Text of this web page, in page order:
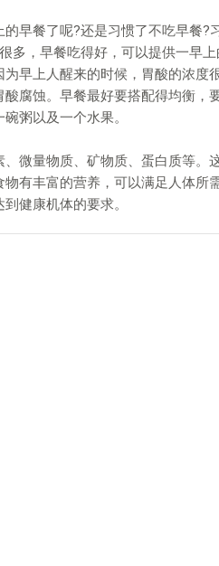
早餐了呢?还是习惯了不吃早餐?
多，早餐吃得好，可以提供一早
早上人醒来的时候，胃酸的浓度
腐蚀。早餐最好要搭配得均衡，
粥以及一个水果。
微量物质、矿物质、蛋白质等。
有丰富的营养，可以满足人体所
健康机体的要求。